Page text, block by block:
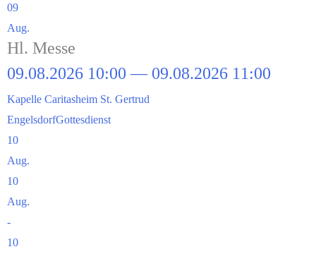
09
Aug.
Hl. Mes­se
09.08.2026 10:00 — 09.08.2026 11:00
Kapel­le Cari­tas­heim St. Gertrud
Engels­dorfGot­tes­dienst
10
Aug.
10
Aug.
-
10